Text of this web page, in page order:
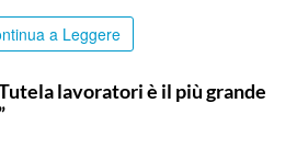
a Leggere
lavoratori è il più grande